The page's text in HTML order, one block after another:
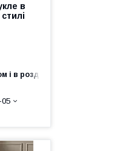
в
і в роздріб
05